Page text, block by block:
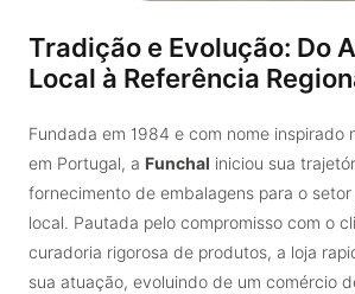
Tradição e Evolução: Do
Local à Referência
Fundada em 1984 e com nome inspirado
em Portugal, a Funchal iniciou sua
fornecimento de embalagens para o
local. Pautada pelo compromisso com o
curadoria rigorosa de produtos, a loja
sua atuação, evoluindo de um comércio